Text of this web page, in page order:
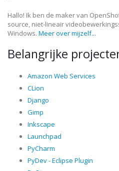
Hallo! Ik ben de maker van
source, niet-lineair
Windows. Meer over mijzelf...
Belangrijke
Amazon Web Services
CLion
Django
Gimp
Inkscape
Launchpad
PyCharm
PyDev - Eclipse Plugin